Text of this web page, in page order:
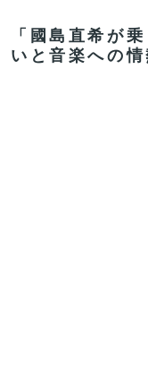
「國島直希が
いと音楽への情